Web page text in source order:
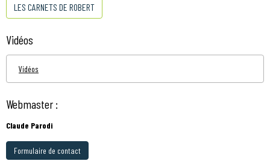
LES CARNETS DE ROBERT
Vidéos
Vidéos
Webmaster :
Claude Parodi
Formulaire de contact